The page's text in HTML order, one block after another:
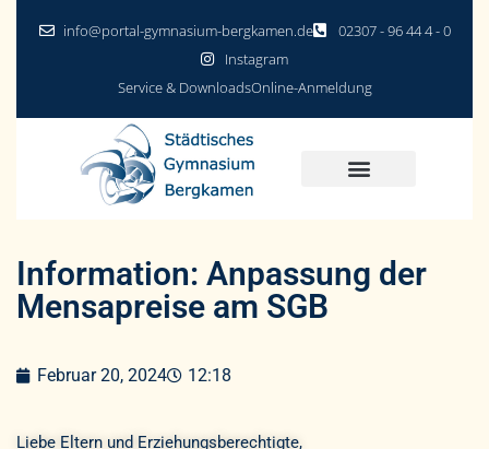
info@portal-gymnasium-bergkamen.de
02307 - 96 44 4 - 0
Instagram
Service & DownloadsOnline-Anmeldung
Information: Anpassung der
Mensapreise am SGB
Februar 20, 2024 12:18
Liebe Eltern und Erziehungsberechtigte,